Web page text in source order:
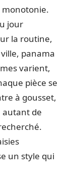
monotonie.
jour
la routine,
panama
varient,
pièce se
à gousset,
autant de
un style qui